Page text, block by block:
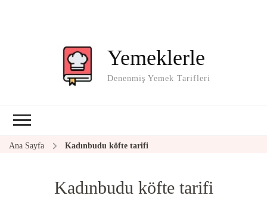
Yemeklerle
Denenmiş Yemek Tarifleri
Ana Sayfa Kadınbudu köfte tarifi
Kadınbudu köfte tarifi